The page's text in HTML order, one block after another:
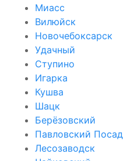
Миасс
Вилюйск
Новочебоксарск
Удачный
Ступино
Игарка
Кушва
Шацк
Берёзовский
Павловский Посад
Лесозаводск